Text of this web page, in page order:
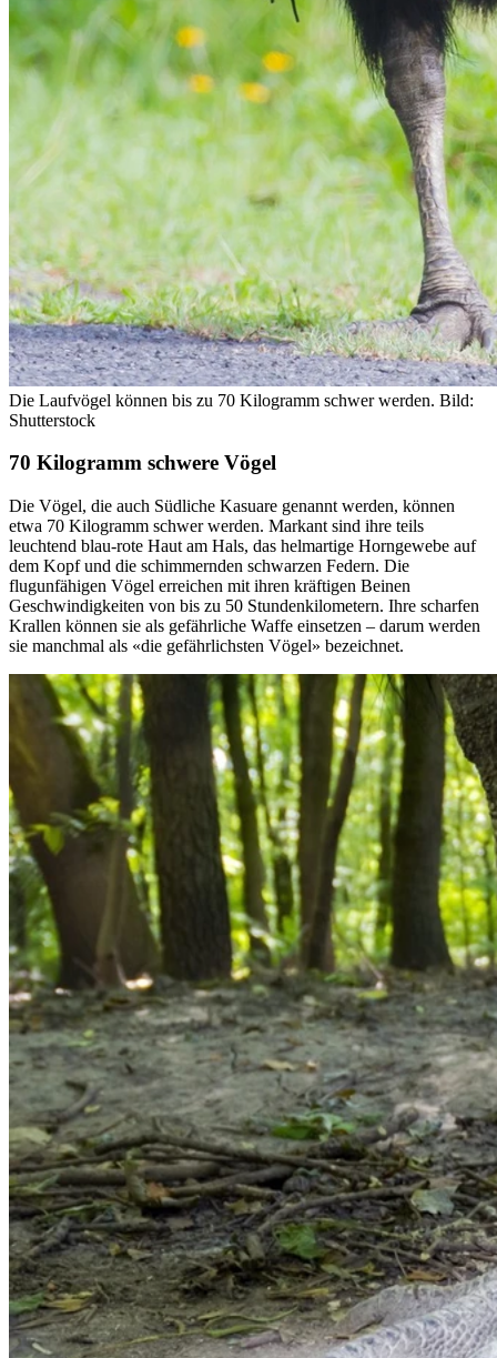
Die Laufvögel können bis zu 70 Kilogramm schwer werden. Bild:
Shutterstock
70 Kilogramm schwere Vögel
Die Vögel, die auch Südliche Kasuare genannt werden, können
etwa 70 Kilogramm schwer werden. Markant sind ihre teils
leuchtend blau-rote Haut am Hals, das helmartige Horngewebe auf
dem Kopf und die schimmernden schwarzen Federn. Die
flugunfähigen Vögel erreichen mit ihren kräftigen Beinen
Geschwindigkeiten von bis zu 50 Stundenkilometern. Ihre scharfen
Krallen können sie als gefährliche Waffe einsetzen – darum werden
sie manchmal als «die gefährlichsten Vögel» bezeichnet.